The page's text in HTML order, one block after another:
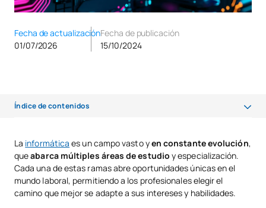
Fecha de actualización
01/07/2026
Fecha de publicación
15/10/2024
Índice de contenidos
Tecnología de la Información (TI)
Robótica
Ofimática
La informática es un campo vasto yen constante evolución,
queabarca múltiples áreas de estudioy especialización.
Cada una de estas ramas abre oportunidades únicas en el
mundo laboral, permitiendo a los profesionales elegir el
camino que mejor se adapte a sus intereses y habilidades.